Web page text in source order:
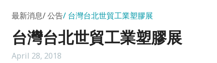
最新消息 公告 台灣台北世貿工業塑膠展
台灣台北世貿工業塑膠展
April 28, 2018